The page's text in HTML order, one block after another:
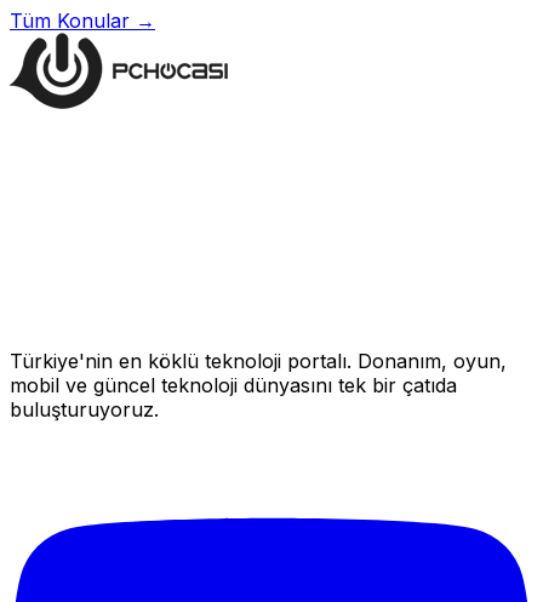
Tüm Konular →
Türkiye'nin en köklü teknoloji portalı. Donanım, oyun,
mobil ve güncel teknoloji dünyasını tek bir çatıda
buluşturuyoruz.